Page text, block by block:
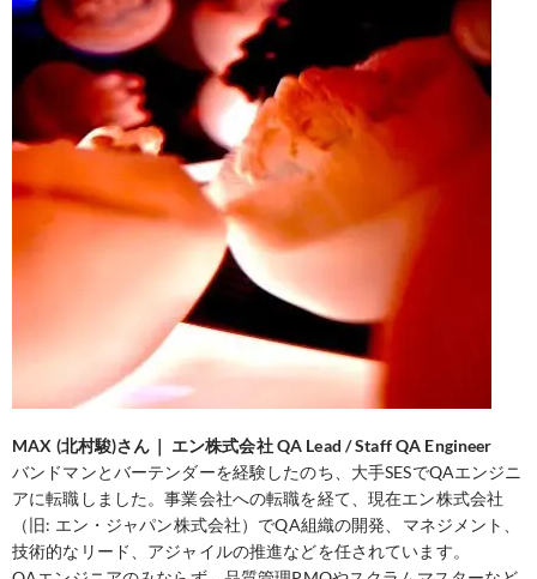
MAX (北村駿)さん｜ エン株式会社 QA Lead / Staff QA Engineer
バンドマンとバーテンダーを経験したのち、大手SESでQAエンジニ
アに転職しました。事業会社への転職を経て、現在エン株式会社
（旧: エン・ジャパン株式会社）でQA組織の開発、マネジメント、
技術的なリード、アジャイルの推進などを任されています。